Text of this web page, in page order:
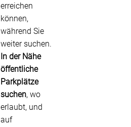
erreichen
können,
während Sie
weiter suchen.
In der Nähe
öffentliche
Parkplätze
suchen, wo
erlaubt, und
auf